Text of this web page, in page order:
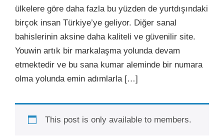
ülkelere göre daha fazla bu yüzden de yurtdışındaki
birçok insan Türkiye’ye geliyor. Diğer sanal
bahislerinin aksine daha kaliteli ve güvenilir site.
Youwin artık bir markalaşma yolunda devam
etmektedir ve bu sana kumar aleminde bir numara
olma yolunda emin adımlarla […]
This post is only available to members.